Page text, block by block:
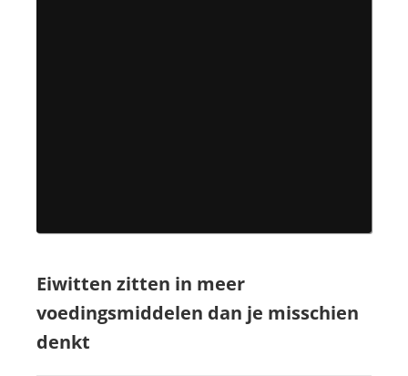
Eiwitten zitten in meer
voedingsmiddelen dan je misschien
denkt